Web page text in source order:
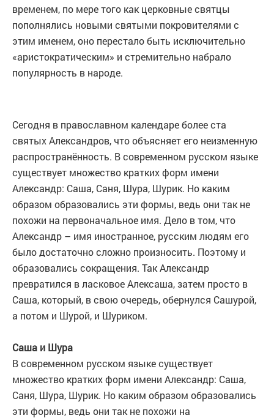
временем, по мере того как церковные святцы
пополнялись новыми святыми покровителями с
этим именем, оно перестало быть исключительно
«аристократическим» и стремительно набрало
популярность в народе.
Сегодня в православном календаре более ста
святых Александров, что объясняет его неизменную
распространённость. В современном русском языке
существует множество кратких форм имени
Александр: Саша, Саня, Шура, Шурик. Но каким
образом образовались эти формы, ведь они так не
похожи на первоначальное имя. Дело в том, что
Александр – имя иностранное, русским людям его
было достаточно сложно произносить. Поэтому и
образовались сокращения. Так Александр
превратился в ласковое Алексаша, затем просто в
Саша, который, в свою очередь, обернулся Сашурой,
а потом и Шурой, и Шуриком.
Саша и Шура
В современном русском языке существует
множество кратких форм имени Александр: Саша,
Саня, Шура, Шурик. Но каким образом образовались
эти формы, ведь они так не похожи на